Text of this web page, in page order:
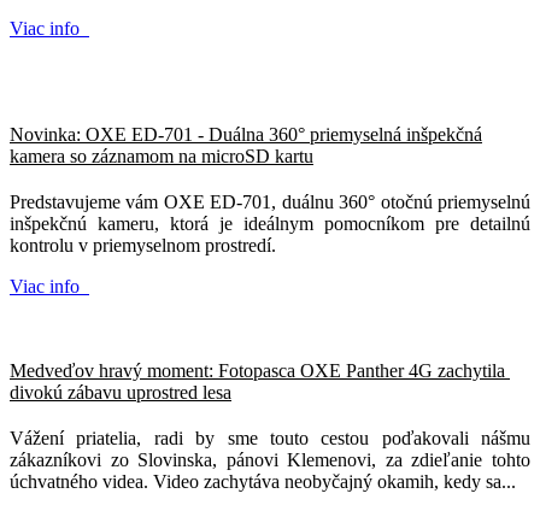
Viac info
Novinka: OXE ED-701 - Duálna 360° priemyselná inšpekčná
kamera so záznamom na microSD kartu
Predstavujeme vám OXE ED-701, duálnu 360° otočnú priemyselnú
inšpekčnú kameru, ktorá je ideálnym pomocníkom pre detailnú
kontrolu v priemyselnom prostredí.
Viac info
Medveďov hravý moment: Fotopasca OXE Panther 4G zachytila ​​
divokú zábavu uprostred lesa
Vážení priatelia, radi by sme touto cestou poďakovali nášmu
zákazníkovi zo Slovinska, pánovi Klemenovi, za zdieľanie tohto
úchvatného videa. Video zachytáva neobyčajný okamih, kedy sa...